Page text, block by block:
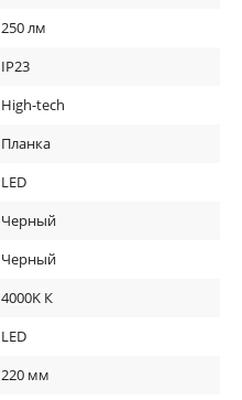
250лм
IP23
High-tech
Планка
LED
Черный
Черный
4000K К
LED
220 мм